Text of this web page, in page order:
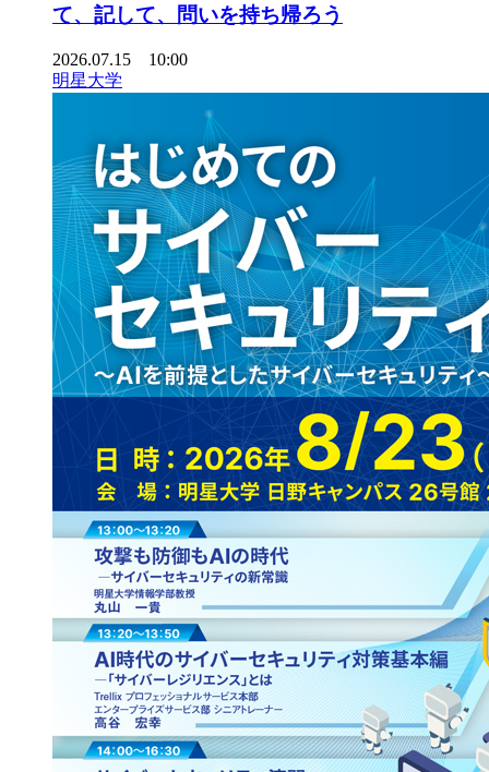
て、記して、問いを持ち帰ろう
2026.07.15 10:00
明星大学